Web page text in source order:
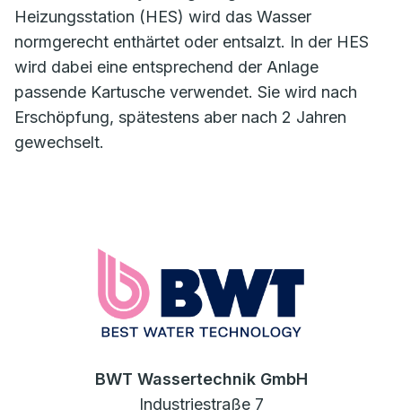
Heizungsstation (HES) wird das Wasser
normgerecht enthärtet oder entsalzt. In der HES
wird dabei eine entsprechend der Anlage
passende Kartusche verwendet. Sie wird nach
Erschöpfung, spätestens aber nach 2 Jahren
gewechselt.
BWT Wassertechnik GmbH
Industriestraße 7